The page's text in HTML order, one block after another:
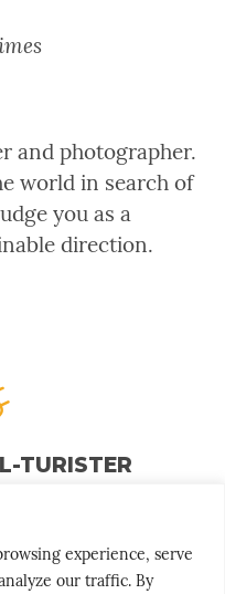
experience, serve
our traffic. By
and photographer.
world in search of
you as a
direction.
TURISTER